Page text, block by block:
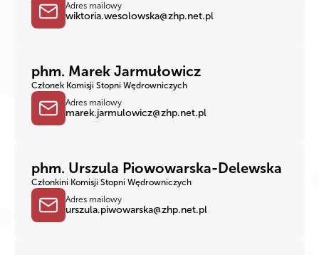
Adres mailowy
wiktoria.wesolowska@zhp.net.pl
phm. Marek Jarmułowicz
Członek Komisji Stopni Wędrowniczych
Adres mailowy
marek.jarmulowicz@zhp.net.pl
phm. Urszula Piowowarska-Delewska
Członkini Komisji Stopni Wędrowniczych
Adres mailowy
urszula.piwowarska@zhp.net.pl